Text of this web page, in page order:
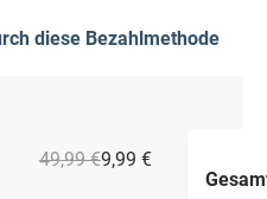
diese Bezahlmethode
49,99 €9,99 €